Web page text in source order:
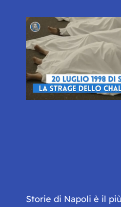
Storie di Napoli è il